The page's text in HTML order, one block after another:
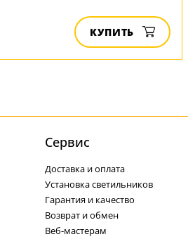
КУПИТЬ
Cервис
Доставка и оплата
Установка светильников
Гарантия и качество
Возврат и обмен
Веб-мастерам